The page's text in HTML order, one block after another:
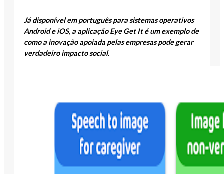
Já disponível em português para sistemas operativos
Android e iOS, a aplicação Eye Get It é um exemplo de
como a inovação apoiada pelas empresas pode gerar
verdadeiro impacto social.